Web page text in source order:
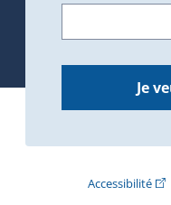
Je
Accessibilité